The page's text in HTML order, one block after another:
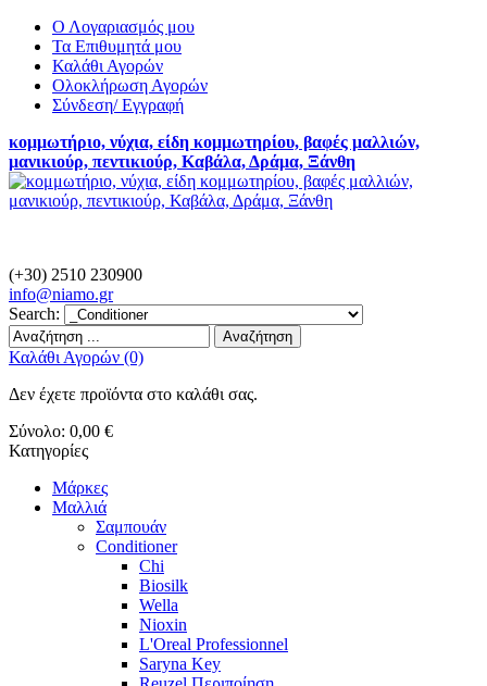
Ο Λογαριασμός μου
Τα Επιθυμητά μου
Καλάθι Αγορών
Ολοκλήρωση Αγορών
Σύνδεση/ Εγγραφή
κομμωτήριο, νύχια, είδη κομμωτηρίου, βαφές μαλλιών,
μανικιούρ, πεντικιούρ, Καβάλα, Δράμα, Ξάνθη
(+30) 2510 230900
info@niamo.gr
Search:
Αναζήτηση
Καλάθι Αγορών (0)
Δεν έχετε προϊόντα στο καλάθι σας.
Σύνολο: 0,00 €
Κατηγορίες
Μάρκες
Μαλλιά
Σαμπουάν
Conditioner
Chi
Biosilk
Wella
Nioxin
L'Oreal Professionnel
Saryna Key